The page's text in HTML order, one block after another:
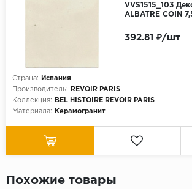
VVS1515_103
ALBATRE COIN
Страна:
Испания
Производитель:
REVOIR PARIS
Коллекция:
BEL HISTOIRE REVOIR PARIS
Материала:
Керамогранит
392.81 ₽/шт
Похожие товары